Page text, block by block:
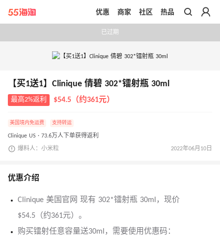
带你去官网买正品
优惠 商家 社区 热品
已过期
【买1送1】Clinique 倩碧 302*镭射瓶 30ml
最高2%返利 $54.5（约361元）
美国境内免运费 支持转运
Clinique US · 73.6万人下单获得返利
爆料人：小米粒 2022年06月10日
优惠介绍
Clinique 美国官网 现有 302*镭射瓶 30ml，现价
$54.5（约361元）。
购买镭射任意容量送30ml，需要使用优惠码：